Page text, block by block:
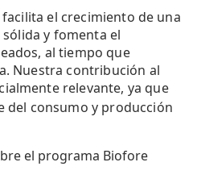
el crecimiento de una
y fomenta el
al tiempo que
Nuestra contribución al
relevante, ya que
del consumo y producción
el programa Biofore